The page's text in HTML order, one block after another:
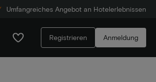
Umfangreiches Angebot an Hotelerlebnissen
Registrieren Anmeldung